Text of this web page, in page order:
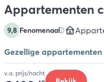
Appartementen
9,8 Fenomenaal
Gezellige
v.a. prijs/nacht